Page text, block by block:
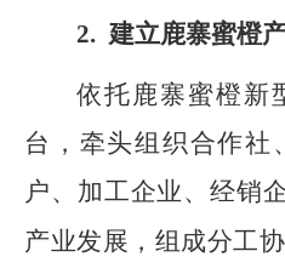
2. 建立鹿寨蜜橙
依托鹿寨蜜橙新
台，牵头组织合作社
户、加工企业、经销
产业发展，组成分工